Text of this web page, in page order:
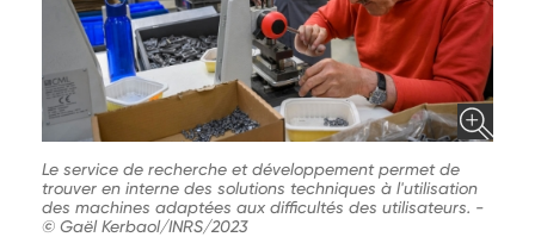
Le service de recherche et développement permet de
trouver en interne des solutions techniques à l'utilisation
des machines adaptées aux difficultés des utilisateurs. -
© Gaël Kerbaol/INRS/2023